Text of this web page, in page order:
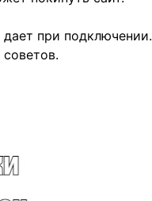
при подключении.